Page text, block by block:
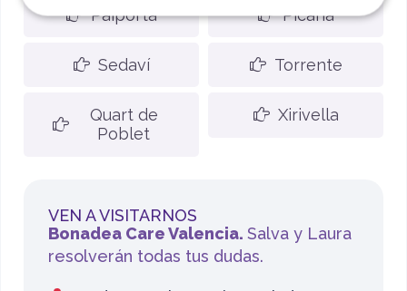
Paiporta
Sedaví
Quart de
Poblet
Picaña
Torrente
Xirivella
VEN A VISITARNOS
Bonadea Care Valencia. Salva y Laura
resolverán todas tus dudas.